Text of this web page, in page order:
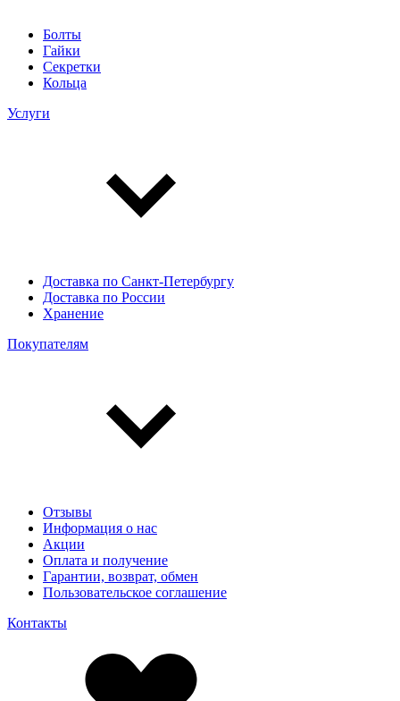
Болты
Гайки
Секретки
Кольца
Услуги
Доставка по Санкт-Петербургу
Доставка по России
Хранение
Покупателям
Отзывы
Информация о нас
Акции
Оплата и получение
Гарантии, возврат, обмен
Пользовательское соглашение
Контакты